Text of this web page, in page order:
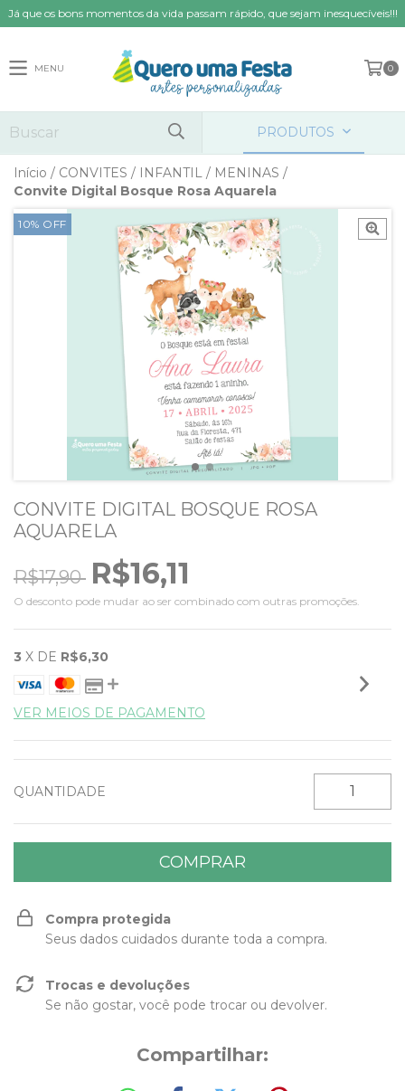
Já que os bons momentos da vida passam rápido, que sejam inesquecíveis!!!
MENU 0
PRODUTOS
Início / CONVITES / INFANTIL / MENINAS /
Convite Digital Bosque Rosa Aquarela
10% OFF
CONVITE DIGITAL BOSQUE ROSA
AQUARELA
R$17,90 R$16,11
O desconto pode mudar ao ser combinado com outras promoções.
3 X DE R$6,30
VER MEIOS DE PAGAMENTO
QUANTIDADE
Compra protegida
Seus dados cuidados durante toda a compra.
Trocas e devoluções
Se não gostar, você pode trocar ou devolver.
Compartilhar: